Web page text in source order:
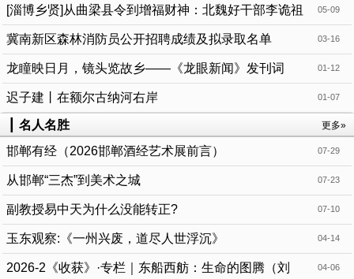
05-09
[淄博乡贤]从曲梁县令到增福财神：北魏好干部李诡祖
的封神之路 03-16
冀南新区森林消防员公开招聘成绩及拟录取名单
01-12
龙瞳映日月，镜头览故乡——《龙眼新闻》发刊词
01-07
迟子建丨在额尔古纳河右岸
更多»
名人名胜
07-29
邯郸有经（2026邯郸酒经艺术展前言）
07-23
从邯郸“三杰”到美术之城
07-10
副教授易中天为什么没能转正?
04-14
玉东观察:《一州兴废，道尽人世浮沉》
04-06
2026-2《收获》·专栏｜东船西舫：生命的图腾（刘